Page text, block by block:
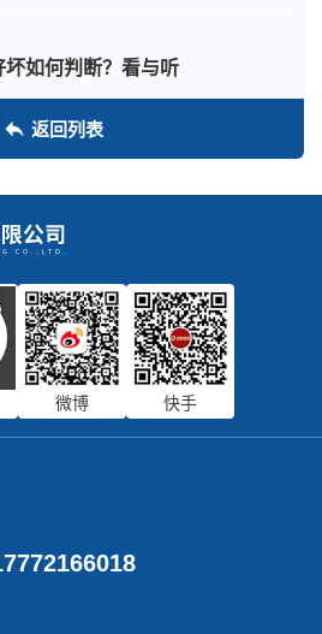
如何判断？看与听
返回列表
微博 快手